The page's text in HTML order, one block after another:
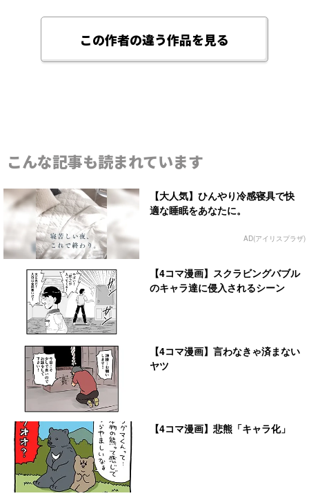
この作者の違う作品を見る
こんな記事も読まれています
【大人気】ひんやり冷感寝具で快
適な睡眠をあなたに。
AD(アイリスプラザ)
【4コマ漫画】スクラビングバブル
のキャラ達に侵入されるシーン
【4コマ漫画】言わなきゃ済まない
ヤツ
【4コマ漫画】悲熊「キャラ化」